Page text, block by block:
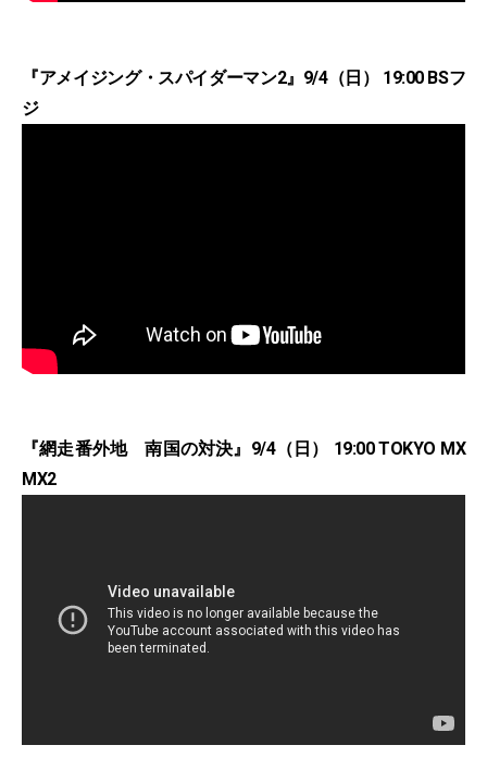
『アメイジング・スパイダーマン2』9/4（日） 19:00 BSフ
ジ
『網走番外地 南国の対決』9/4（日） 19:00 TOKYO MX
MX2